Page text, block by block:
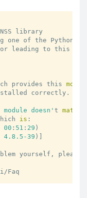
library
one of the Python
leading to this
provides this
correctly.
doesn' t match
is
00 : 51 : 29 )
4.8 .5 -39 )]
yourself, please
Faq